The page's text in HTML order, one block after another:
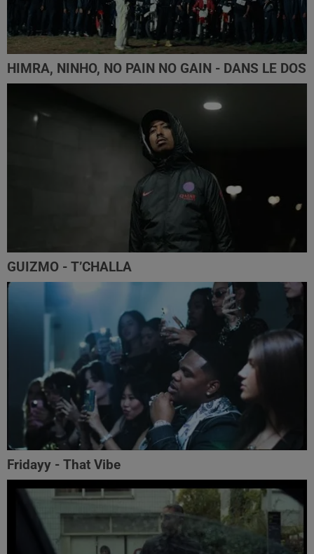
HIMRA, NINHO, NO PAIN NO GAIN - DANS LE DOS
GUIZMO - T’CHALLA
Fridayy - That Vibe